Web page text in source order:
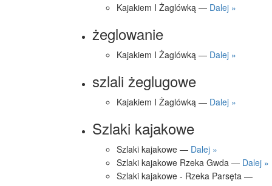
Kajakiem I Żaglówką — Dalej »
żeglowanie
Kajakiem I Żaglówką — Dalej »
szlali żeglugowe
Kajakiem I Żaglówką — Dalej »
Szlaki kajakowe
Szlaki kajakowe — Dalej »
Szlaki kajakowe Rzeka Gwda — Dalej »
Szlaki kajakowe - Rzeka Parsęta —